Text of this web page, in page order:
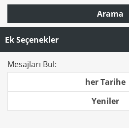
Arama
Ek Seçenekler
Mesajları Bul:
her Tarihe
Yeniler